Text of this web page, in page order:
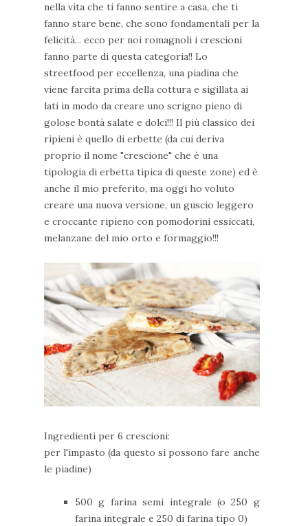
nella vita che ti fanno sentire a casa, che ti
fanno stare bene, che sono fondamentali per la
felicità... ecco per noi romagnoli i crescioni
fanno parte di questa categoria!! Lo
streetfood per eccellenza, una piadina che
viene farcita prima della cottura e sigillata ai
lati in modo da creare uno scrigno pieno di
golose bontà salate e dolci!!! Il più classico dei
ripieni è quello di erbette (da cui deriva
proprio il nome "crescione" che è una
tipologia di erbetta tipica di queste zone) ed è
anche il mio preferito, ma oggi ho voluto
creare una nuova versione, un guscio leggero
e croccante ripieno con pomodorini essiccati,
melanzane del mio orto e formaggio!!!
Ingredienti per 6 crescioni:
per l'impasto (da questo si possono fare anche
le piadine)
500 g farina semi integrale (o 250 g
farina integrale e 250 di farina tipo 0)